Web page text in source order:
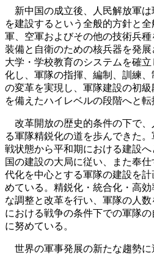
新中国の成立後、人民解放軍は
を建設するという全般的方針と
軍、空軍およびその他の技術兵種
装備と自衛のための核兵器を発
大学・学校教育のシステムを確
化し、軍隊の指揮、編制、訓練
の変革を実現し、軍隊建設の初
を備えたハイレベルの段階へと転
改革開放の歴史的条件の下で、
る軍隊精鋭化の道を歩んできた
戦状態から平和期における建設へ
国の建設の大局に従い、また奉
代化を中心とする軍隊の建設を
めている。精鋭化・統合化・高
な調整と改革を行い、軍隊の人
における戦争の条件下での軍隊
に努めている。
世界の軍事発展の新たな趨勢に